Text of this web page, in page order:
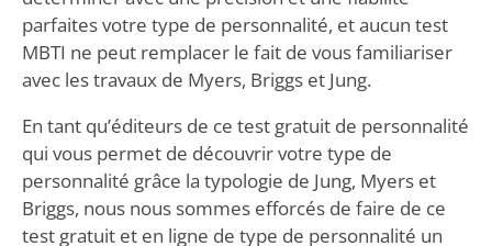
parfaites votre type de personnalité, et aucun test
MBTI ne peut remplacer le fait de vous familiariser
avec les travaux de Myers, Briggs et Jung.
En tant qu’éditeurs de ce test gratuit de personnalité
qui vous permet de découvrir votre type de
personnalité grâce la typologie de Jung, Myers et
Briggs, nous nous sommes efforcés de faire de ce
test gratuit et en ligne de type de personnalité un